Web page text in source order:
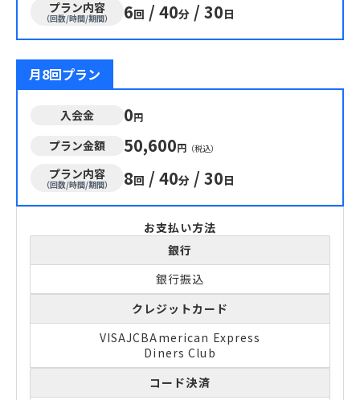
プラン内容
（回数/時間/期間） 6回 / 40分 / 30日
月8回プラン
入会金 0円
プラン金額 50,600円 （税込）
プラン内容
（回数/時間/期間） 8回 / 40分 / 30日
お支払い方法
銀行
銀行振込
クレジットカード
VISAJCBAmerican Express
Diners Club
コード決済